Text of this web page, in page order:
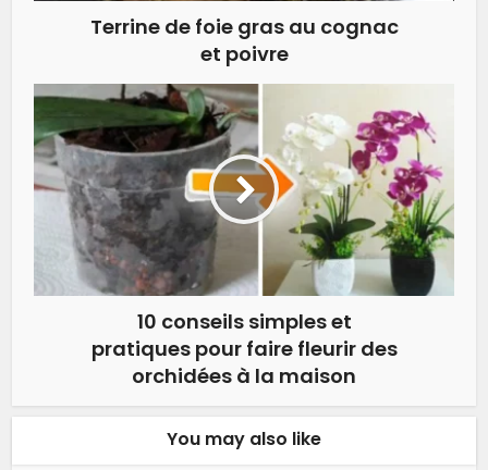
Terrine de foie gras au cognac
et poivre
10 conseils simples et
pratiques pour faire fleurir des
orchidées à la maison
You may also like